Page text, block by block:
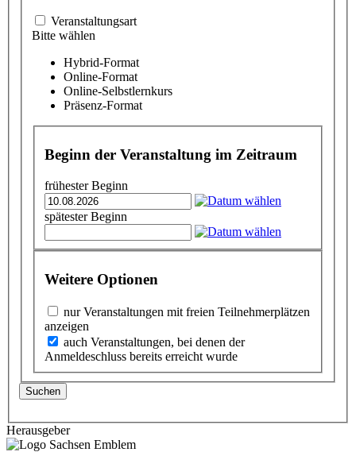
Veranstaltungsart
Bitte wählen
Hybrid-Format
Online-Format
Online-Selbstlernkurs
Präsenz-Format
Beginn der Veranstaltung im Zeitraum
frühester Beginn
spätester Beginn
Weitere Optionen
nur Veranstaltungen mit freien Teilnehmerplätzen
anzeigen
auch Veranstaltungen, bei denen der
Anmeldeschluss bereits erreicht wurde
Suchen
Herausgeber